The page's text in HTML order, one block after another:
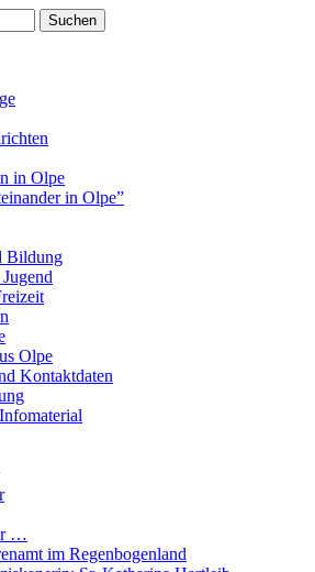
in Olpe
in Olpe”
Bildung
Olpe
Kontaktdaten
…
im Regenbogenland